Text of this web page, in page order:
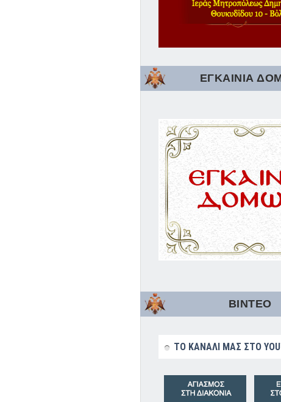
ΕΓΚΑΙΝΙΑ
ΒΙΝΤΕΟ
ΤΟ ΚΑΝΑΛΙ ΜΑΣ ΣΤΟ